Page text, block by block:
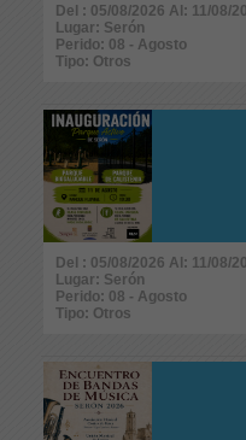
Del : 05/08/2026 Al: 11/08/
Lugar: Serón
Perido: 08 - Agosto
Tipo: Otros
Del : 05/08/2026 Al: 11/08/
Lugar: Serón
Perido: 08 - Agosto
Tipo: Otros